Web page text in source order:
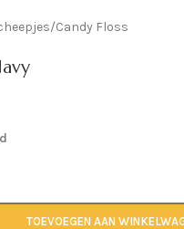
/Candy Floss
TOEVOEGEN AAN